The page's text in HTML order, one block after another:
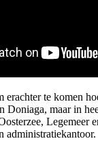
erachter te komen
Doniaga, maar in
Legemeer
administratiekantoor.